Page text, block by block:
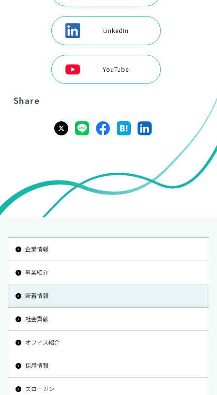
LinkedIn
YouTube
Share
企業情報
事業紹介
新着情報
社会貢献
オフィス紹介
採用情報
スローガン